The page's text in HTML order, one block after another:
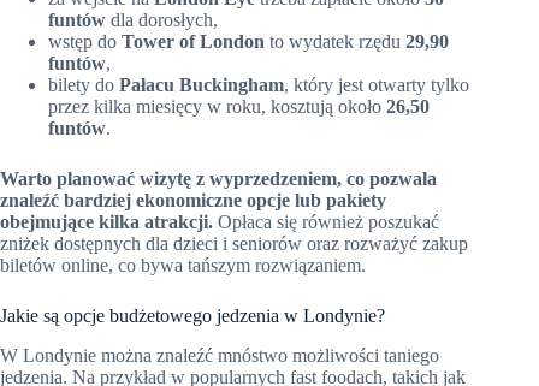
funtów dla dorosłych,
wstęp do Tower of London to wydatek rzędu 29,90
funtów,
bilety do Pałacu Buckingham, który jest otwarty tylko
przez kilka miesięcy w roku, kosztują około 26,50
funtów.
Warto planować wizytę z wyprzedzeniem, co pozwala
znaleźć bardziej ekonomiczne opcje lub pakiety
obejmujące kilka atrakcji. Opłaca się również poszukać
zniżek dostępnych dla dzieci i seniorów oraz rozważyć zakup
biletów online, co bywa tańszym rozwiązaniem.
Jakie są opcje budżetowego jedzenia w Londynie?
W Londynie można znaleźć mnóstwo możliwości taniego
jedzenia. Na przykład w popularnych fast foodach, takich jak